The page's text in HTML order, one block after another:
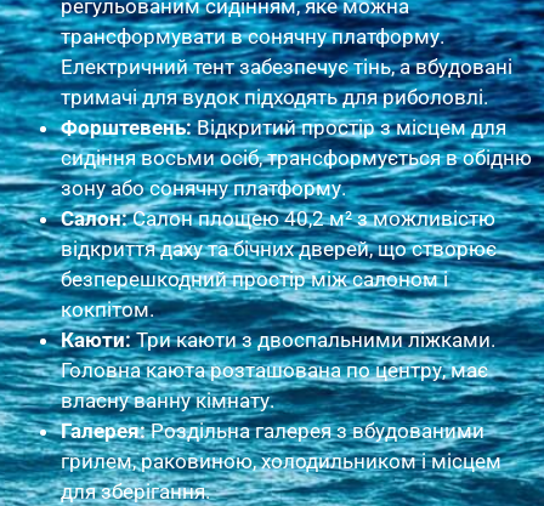
регульованим сидінням, яке можна
трансформувати в сонячну платформу.
Електричний тент забезпечує тінь, а вбудовані
тримачі для вудок підходять для риболовлі.
Форштевень:Відкритий простір з місцем для
сидіння восьми осіб, трансформується в обідню
зону або сонячну платформу.
Салон:Салон площею 40,2 м² з можливістю
відкриття даху та бічних дверей, що створює
безперешкодний простір між салоном і
кокпітом.
Каюти:Три каюти з двоспальними ліжками.
Головна каюта розташована по центру, має
власну ванну кімнату.
Галерея:Роздільна галерея з вбудованими
грилем, раковиною, холодильником і місцем
для зберігання.